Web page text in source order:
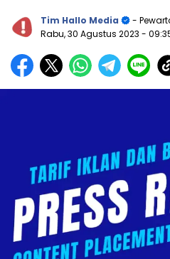
Tim Hallo Media
-
Rabu, 30 Agustus 2023 -